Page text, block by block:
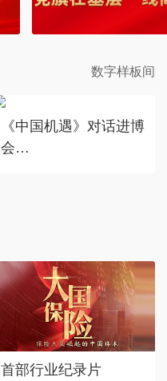
数字样板间
《中国机遇》对话进博
会
首部行业纪录片